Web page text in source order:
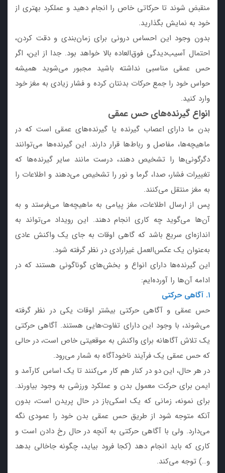
منقبض شوند تا حرکاتی خاص را انجام دهید و عملکرد بهتری از
خود به نمایش بگذارید.
بدون وجود این احساس درونی برای زمان‌بندی و دقت کردن،
احتمال آسیب‌دیدگی فوق‌العاده بالا خواهد بود. جدا از این، اگر
حس عمقی مناسبی نداشته باشید مجبور می‌شوید همیشه
حواس خود را جمع حرکات بدنتان کرده و فشار زیادی به مغز خود
وارد کنید.
انواع گیرنده‌های حس عمقی
بدن ما دارای اعصاب گیرنده یا گیرنده‌های عمقی است که در
ماهیچه‌ها، مفاصل و رباط‌ها قرار دارند. این گیرنده‌ها می‌توانند
دگرگونی‌ها را تشخیص دهند، درست مانند سایر گیرنده‌ها که
تغییرات فشار، صدا، گرما و نور را تشخیص می‌دهند و اطلاعات را
به مغز منتقل می‌کنند.
پس از ارسال اطلاعات، مغز پیامی به ماهیچه‌ها می‌فرستد و به
آن‌ها می‌گوید چه کاری انجام دهند. این رویداد می‌تواند به‌
اندازه‌ای سریع باشد که گاهی اوقات به جای یک واکنش عادی
به‌عنوان یک عکس‌العمل غیرارادی در نظر گرفته شود.
این گیرنده‌ها دارای انواع و بخش‌های گوناگونی هستند که در
ادامه آن‌ها را آورده‌ایم:
۱. آگاهی حرکتی
حس عمقی و آگاهی حرکتی بیشتر اوقات یکی در نظر گرفته
می‌شوند، با وجود این دارای تفاوت‌هایی هستند. آگاهی حرکتی
یک تلاش آگاهانه برای واکنش به موقعیتی خاص است، در حالی
که حس عمقی یک فرآیند ناخودآگاه به شمار می‌رود.
در هر حال، این دو در کنار هم کار می‌کنند تا یک اساس کارآمد و
ایمن برای حرکت معمول بدن و عملکرد ورزشی به وجود بیاورند.
برای نمونه، زمانی که یک اسکی‌باز در حال پریدن است، بدون
آنکه متوجه شود از طریق حس عمقی بدن خود را عمودی نگه
می‌دارد. ولی با آگاهی حرکتی به آنچه در حال رخ دادن است و
کاری که باید انجام دهد (کجا فرود بیاید، چگونه جاخالی بدهد
و…) توجه می‌کند.